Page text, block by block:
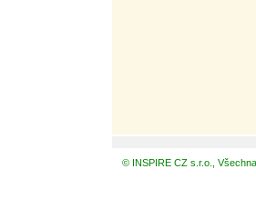
© INSPIRE CZ s.r.o.,